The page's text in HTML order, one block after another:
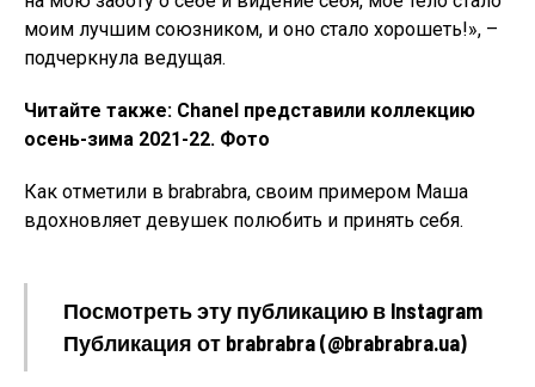
моим лучшим союзником, и оно стало хорошеть!», –
подчеркнула ведущая.
Читайте также: Chanel представили коллекцию
осень-зима 2021-22. Фото
Как отметили в brabrabra, своим примером Маша
вдохновляет девушек полюбить и принять себя.
Посмотреть эту публикацию в Instagram
Публикация от brabrabra (@brabrabra.ua)